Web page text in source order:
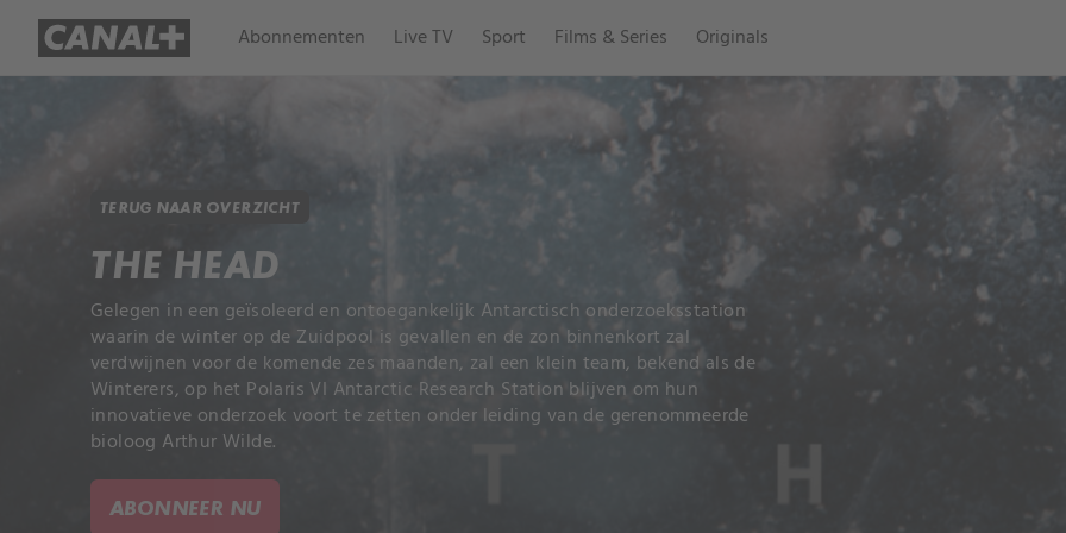
Abonnementen Live TV Sport Films & Series Originals
TERUG NAAR OVERZICHT
THE HEAD
Gelegen in een geïsoleerd en ontoegankelijk Antarctisch onderzoeksstation
waarin de winter op de Zuidpool is gevallen en de zon binnenkort zal
verdwijnen voor de komende zes maanden, zal een klein team, bekend als de
Winterers, op het Polaris VI Antarctic Research Station blijven om hun
innovatieve onderzoek voort te zetten onder leiding van de gerenommeerde
bioloog Arthur Wilde.
ABONNEER NU